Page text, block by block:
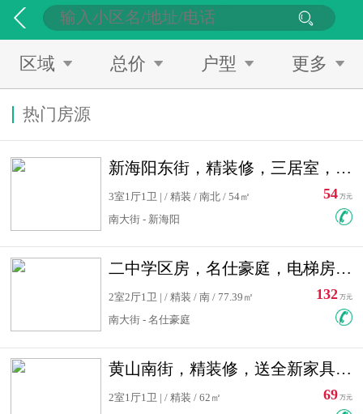
区域 总价 户型 更多
热门房源
新海阳东街，精装修，三居室，南北通透，拎包入住，单价低
3室1厅1卫 | / 精装 / 南北 / 54㎡
南大街 - 新海阳
54 万元
二中学区房，名仕豪庭，电梯房，双南卧室，单价低，急售
2室2厅1卫 | / 精装 / 南 / 77.39㎡
南大街 - 名仕豪庭
132 万元
黄山南街，精装修，送全新家具，看房有钥匙，实用面积大
2室1厅1卫 | / 精装 / 62㎡
69 万元